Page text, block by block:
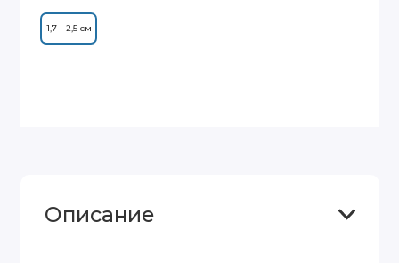
1,7—2,5 см
Описание